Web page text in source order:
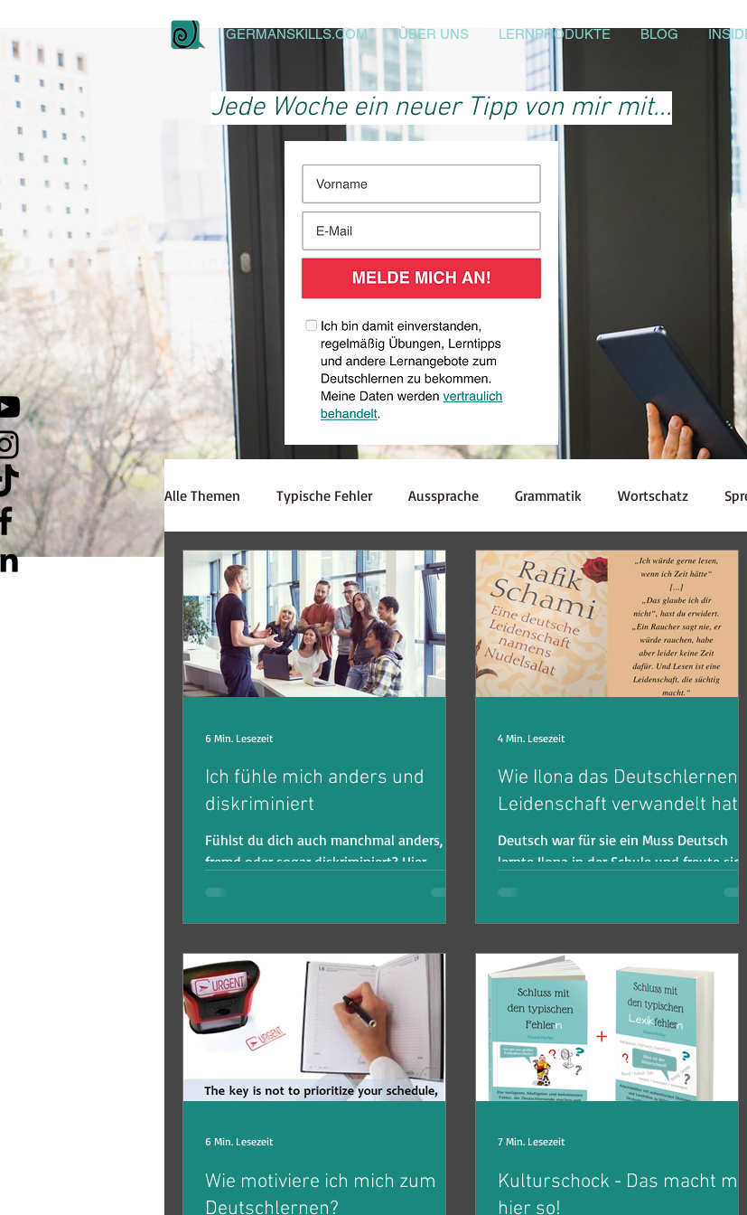
GERMANSKILLS.COM ÜBER UNS LERNPRODUKTE BLOG
Jede Woche ein neuer Tipp von mir mit...
Alle Themen Typische Fehler Aussprache Grammatik Wortschatz
Hörverstehen Schreiben Redewendungen Kulturelle Kuriositäten
Lerninspiration Strategien Prüfungen Ressourcen Kaffeepause
Ich fühle mich anders und
diskriminiert
Fühlst du dich auch manchmal anders,
fremd oder sogar diskriminiert? Hier
berichten andere Menschen von ihren
6 Min. Lesezeit
Wie Ilona das Deutschlernen in
Leidenschaft verwandelt hat
Deutsch war für sie ein Muss Deutsch
lernte Ilona in der Schule und freute sich,
endlich ihren Schulabschluss zu machen,
4 Min. Lesezeit
Wie motiviere ich mich zum
Deutschlernen?
6 Min. Lesezeit
Kulturschock - Das macht man
hier so!
7 Min. Lesezeit